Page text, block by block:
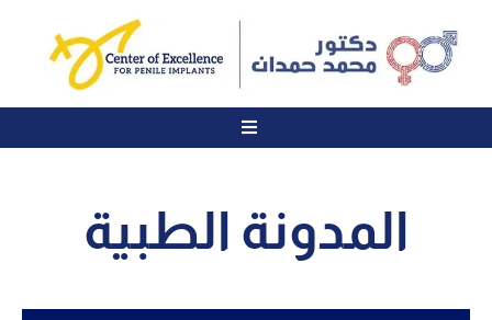
المدونة الطبية